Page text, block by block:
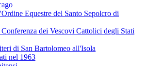
Equestre del Santo Sepolcro di
dei Vescovi Cattolici degli Stati
di San Bartolomeo all'Isola
nel 1963